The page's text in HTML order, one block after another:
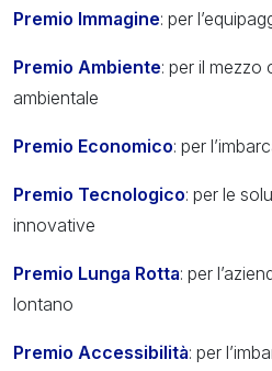
Premio Immagine: per
Premio Ambiente: per il mezzo
ambientale
Premio Economico: per
Premio Tecnologico: per le
innovative
Premio Lunga Rotta: per
lontano
Premio Accessibilità: per